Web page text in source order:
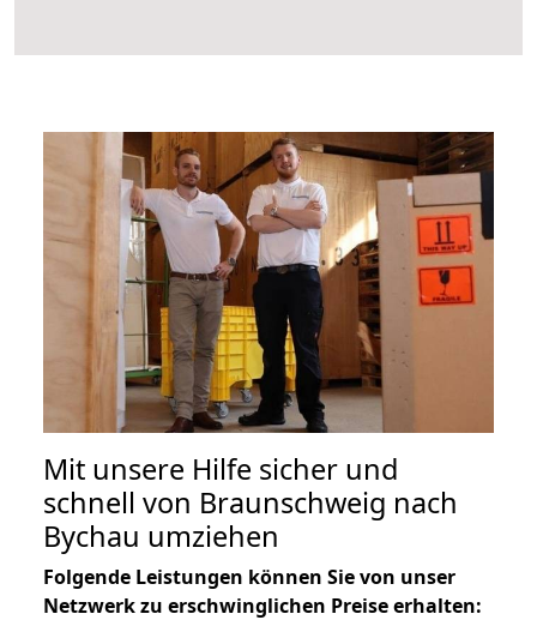
Mit unsere Hilfe sicher und
schnell von Braunschweig nach
Bychau umziehen
Folgende Leistungen können Sie von unser
Netzwerk zu erschwinglichen Preise erhalten: